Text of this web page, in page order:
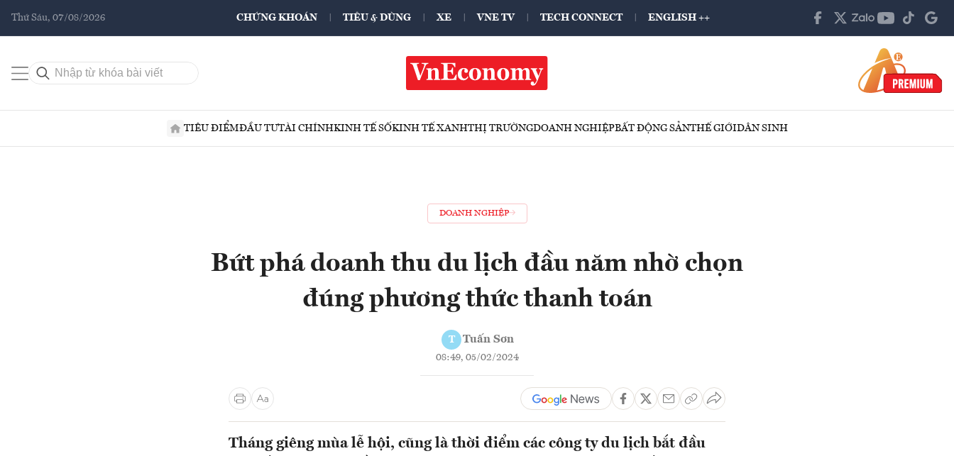
Thứ Sáu, 07/08/2026 CHỨNG KHOÁN TIÊU & DÙNG XE VNE TV TECH CONNECT ENGLISH ++
TIÊU ĐIỂMĐẦU TƯTÀI CHÍNHKINH TẾ SỐKINH TẾ XANHTHỊ TRƯỜNGDOANH NGHIỆPBẤT ĐỘNG SẢNTHẾ GIỚIDÂN SINH
DOANH NGHIỆP
Bứt phá doanh thu du lịch đầu năm nhờ chọn
đúng phương thức thanh toán
T Tuấn Sơn
08:49, 05/02/2024
Tháng giêng mùa lễ hội, cũng là thời điểm các công ty du lịch bắt đầu